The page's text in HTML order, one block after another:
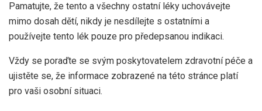
Pamatujte, že tento a všechny ostatní léky uchovávejte
mimo dosah dětí, nikdy je nesdílejte s ostatními a
používejte tento lék pouze pro předepsanou indikaci.
Vždy se poraďte se svým poskytovatelem zdravotní péče a
ujistěte se, že informace zobrazené na této stránce platí
pro vaši osobní situaci.